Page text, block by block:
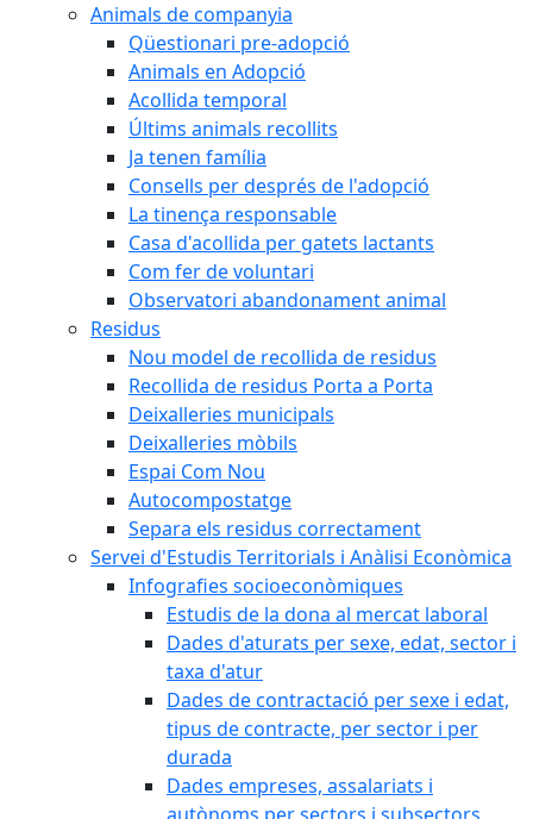
Animals de companyia
Qüestionari pre-adopció
Animals en Adopció
Acollida temporal
Últims animals recollits
Ja tenen família
Consells per després de l'adopció
La tinença responsable
Casa d'acollida per gatets lactants
Com fer de voluntari
Observatori abandonament animal
Residus
Nou model de recollida de residus
Recollida de residus Porta a Porta
Deixalleries municipals
Deixalleries mòbils
Espai Com Nou
Autocompostatge
Separa els residus correctament
Servei d'Estudis Territorials i Anàlisi Econòmica
Infografies socioeconòmiques
Estudis de la dona al mercat laboral
Dades d'aturats per sexe, edat, sector i
taxa d'atur
Dades de contractació per sexe i edat,
tipus de contracte, per sector i per
durada
Dades empreses, assalariats i